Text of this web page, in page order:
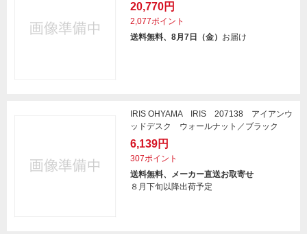
20,770円
2,077ポイント
送料無料、8月7日（金） お届け
IRIS OHYAMA IRIS 207138 アイアンウ
ッドデスク ウォールナット／ブラック
6,139円
307ポイント
送料無料、メーカー直送お取寄せ
８月下旬以降出荷予定